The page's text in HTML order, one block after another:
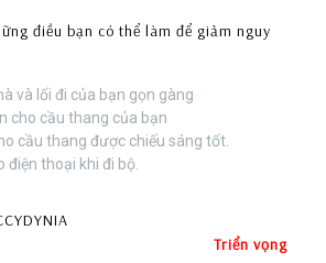
điều bạn có thể làm để giảm nguy
và lối đi của bạn gọn gàng
cho cầu thang của bạn
cầu thang được chiếu sáng tốt.
điện thoại khi đi bộ.
Triển vọng